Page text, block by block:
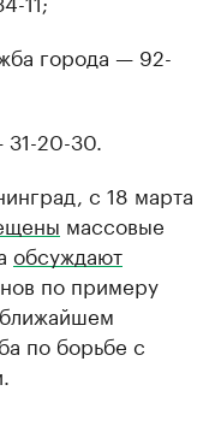
города — 92-
20-30.
с 18 марта
массовые
обсуждают
по примеру
по борьбе с